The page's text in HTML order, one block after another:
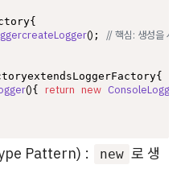
() ; // 핵심: 생성을 서
(){ return new ConsoleLogger
Pattern) : new 로 생